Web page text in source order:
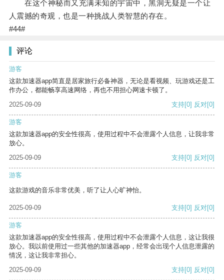
在这个神秘而又充满未知的宇宙中，黑洞无疑是一个让
人震撼的奇观，也是一种挑战人类智慧的存在。
#44#
评论
游客
这款加速器app简直是居家旅行必备神器，无论是看视频、玩游戏还是工
作办公，都能畅享高速网络，再也不用担心网速卡顿了。
2025-09-09
支持[0] 反对[0]
游客
这款加速器app的安全性很高，使用过程中不会泄露个人信息，让我非常
放心。
2025-09-09
支持[0] 反对[0]
游客
这款游戏的音乐非常优美，听了让人心旷神怡。
2025-09-09 支持[0] 反对[0]
游客
这款加速器app的安全性很高，使用过程中不会泄露个人信息，这让我很
放心。我以前使用过一些其他的加速器app，经常会出现个人信息泄露的
情况，这让我非常担心。
2025-09-09
支持[0] 反对[0]